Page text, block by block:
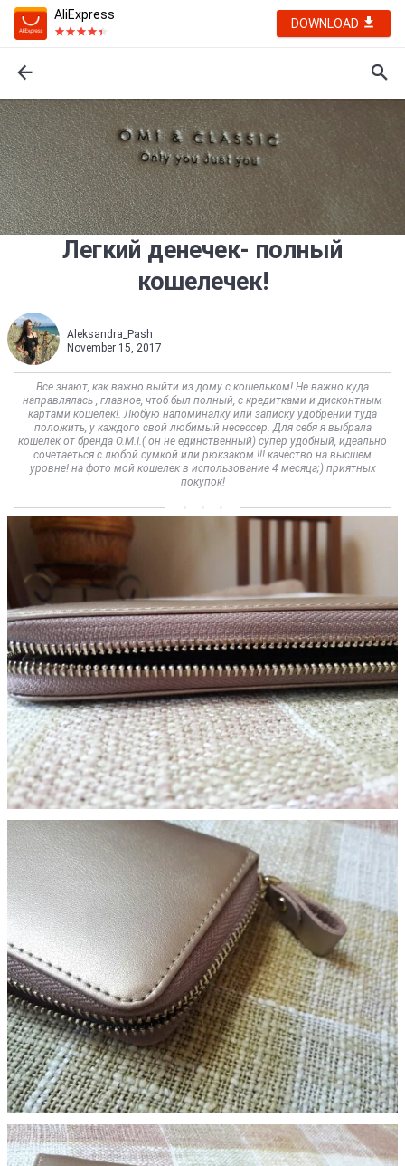
AliExpress
DOWNLOAD
Легкий денечек- полный
кошелечек!
Aleksandra_Pash
November 15, 2017
Все знают, как важно выйти из дому с кошельком! Не важно куда
направлялась , главное, чтоб был полный, с кредитками и дисконтным
картами кошелек!. Любую напоминалку или записку удобрений туда
положить, у каждого свой любимый несессер. Для себя я выбрала
кошелек от бренда O.M.I.( он не единственный) супер удобный, идеально
сочетаеться с любой сумкой или рюкзаком !!! качество на высшем
уровне! на фото мой кошелек в использование 4 месяца;) приятных
покупок!